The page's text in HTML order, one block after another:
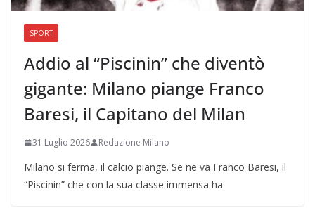
SPORT
Addio al “Piscinin” che diventò
gigante: Milano piange Franco
Baresi, il Capitano del Milan
31 Luglio 2026 Redazione Milano
Milano si ferma, il calcio piange. Se ne va Franco Baresi, il
“Piscinin” che con la sua classe immensa ha